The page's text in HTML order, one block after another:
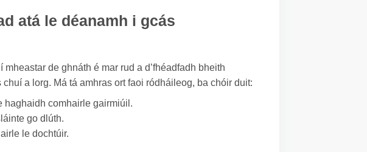
atá le déanamh i gcás
de ghnáth é mar rud a d’fhéadfadh bheith
a lorg. Má tá amhras ort faoi ródháileog, ba chóir duit:
haghaidh comhairle gairmiúil.
go dlúth.
le dochtúir.